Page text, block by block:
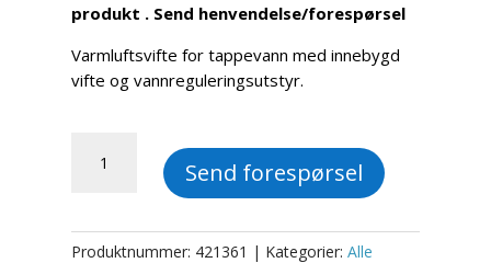
produkt . Send henvendelse/forespørsel
Varmluftsvifte for tappevann med innebygd
vifte og vannreguleringsutstyr.
antall
Send forespørsel
Produktnummer: 421361 Kategorier: Alle